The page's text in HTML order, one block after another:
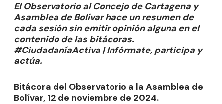
El Observatorio al Concejo de Cartagena y
Asamblea de Bolívar hace un resumen de
cada sesión sin emitir opinión alguna en el
contenido de las bitácoras.
#CiudadaníaActiva | Infórmate, participa y
actúa.
Bitácora del Observatorio a la Asamblea de
Bolívar, 12 de noviembre de 2024.